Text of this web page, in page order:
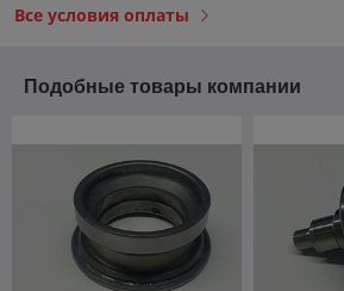
Все условия оплаты
Подобные товары компании